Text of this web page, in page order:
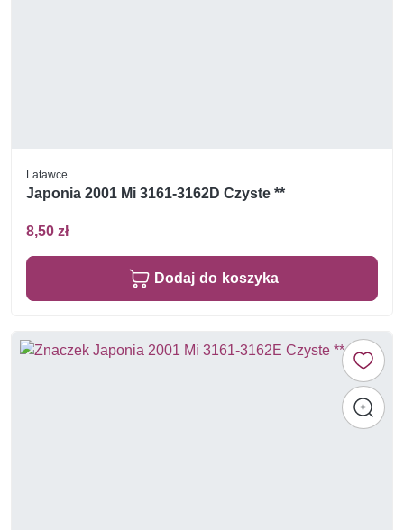
Latawce
Japonia 2001 Mi 3161-3162D Czyste **
8,50 zł
Dodaj do koszyka